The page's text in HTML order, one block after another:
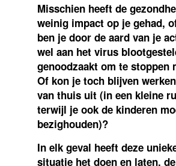
Misschien heeft de
weinig impact op je gehad,
ben je door de aard van je
wel aan het virus
genoodzaakt om te stoppen
Of kon je toch blijven
van thuis uit (in een kleine
terwijl je ook de kinderen
bezighouden)?
In elk geval heeft deze
situatie het doen en laten, de